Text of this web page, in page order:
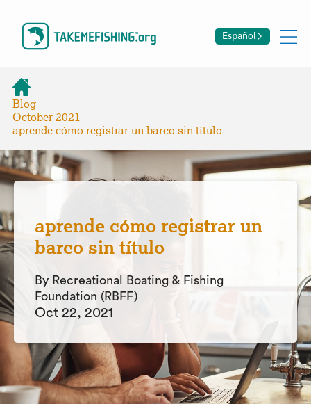
Español
Blog
October 2021
aprende cómo registrar un barco sin título
aprende cómo registrar un
barco sin título
By Recreational Boating & Fishing
Foundation (RBFF)
Oct 22, 2021